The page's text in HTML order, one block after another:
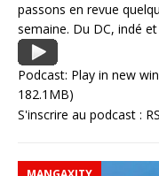
passons en revue
semaine. Du DC, indé
Podcast: Play in new
182.1MB)
S'inscrire au podcast :